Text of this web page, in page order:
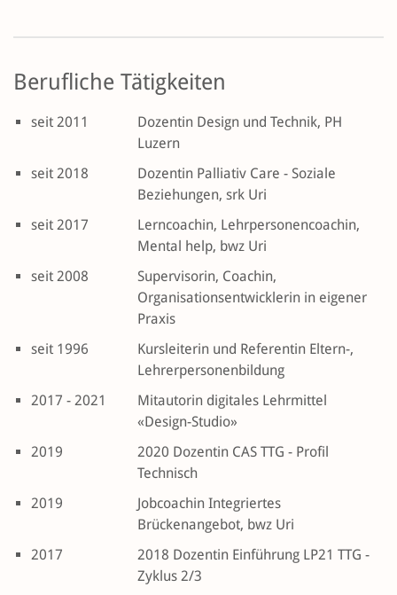
Berufliche Tätigkeiten
seit 2011
Dozentin Design und Technik, PH
Luzern
seit 2018
Dozentin Palliativ Care - Soziale
Beziehungen, srk Uri
seit 2017
Lerncoachin, Lehrpersonencoachin,
Mental help, bwz Uri
seit 2008
Supervisorin, Coachin,
Organisationsentwicklerin in eigener
Praxis
seit 1996
Kursleiterin und Referentin Eltern-,
Lehrerpersonenbildung
2017 - 2021
Mitautorin digitales Lehrmittel
«Design-Studio»
2019
2020 Dozentin CAS TTG - Profil
Technisch
2019
Jobcoachin Integriertes
Brückenangebot, bwz Uri
2017
2018 Dozentin Einführung LP21 TTG -
Zyklus 2/3